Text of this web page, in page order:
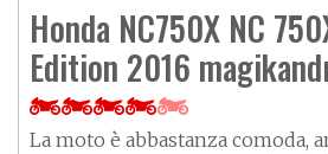
Honda NC750X NC
Edition 2016
La moto è abbastanza comoda,